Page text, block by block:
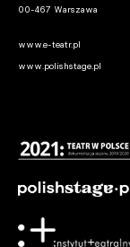
00-467 Warszawa
www.e-teatr.pl
www.polishstage.pl